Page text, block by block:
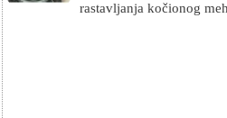
rastavljanja kočionog